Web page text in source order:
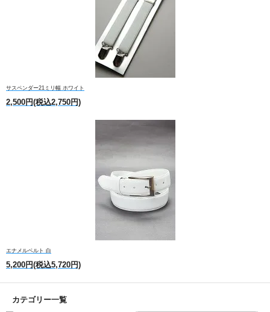
サスペンダー21ミリ幅 ホワイト
2,500円(税込2,750円)
エナメルベルト 白
5,200円(税込5,720円)
カテゴリー一覧